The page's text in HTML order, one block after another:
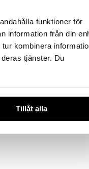
funktioner för
information från din
kombinera
tjänster. Du
Tillåt alla